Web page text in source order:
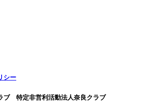
シー
ブ 特定非営利活動法人奈良クラブ